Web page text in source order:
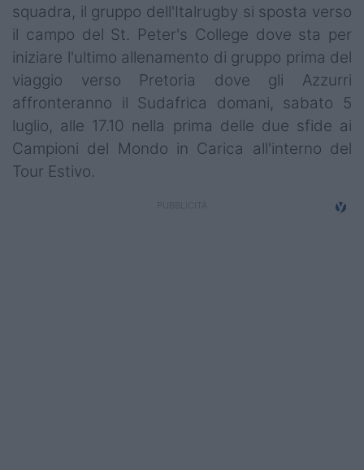
squadra, il gruppo dell'Italrugby si sposta verso
il campo del St. Peter's College dove sta per
iniziare l'ultimo allenamento di gruppo prima del
viaggio verso Pretoria dove gli Azzurri
affronteranno il Sudafrica domani, sabato 5
luglio, alle 17.10 nella prima delle due sfide ai
Campioni del Mondo in Carica all'interno del
Tour Estivo.